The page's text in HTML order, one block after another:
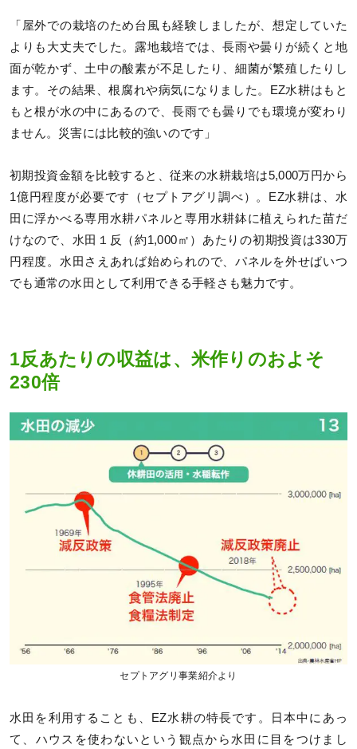
「屋外での栽培のため台風も経験しましたが、想定していた
よりも大丈夫でした。露地栽培では、長雨や曇りが続くと地
面が乾かず、土中の酸素が不足したり、細菌が繁殖したりし
ます。その結果、根腐れや病気になりました。EZ水耕はもと
もと根が水の中にあるので、長雨でも曇りでも環境が変わり
ません。災害には比較的強いのです」
初期投資金額を比較すると、従来の水耕栽培は5,000万円から
1億円程度が必要です（セプトアグリ調べ）。EZ水耕は、水
田に浮かべる専用水耕パネルと専用水耕鉢に植えられた苗だ
けなので、水田１反（約1,000㎡）あたりの初期投資は330万
円程度。水田さえあれば始められので、パネルを外せばいつ
でも通常の水田として利用できる手軽さも魅力です。
1反あたりの収益は、米作りのおよそ
230倍
セプトアグリ事業紹介より
水田を利用することも、EZ水耕の特長です。日本中にあっ
て、ハウスを使わないという観点から水田に目をつけまし